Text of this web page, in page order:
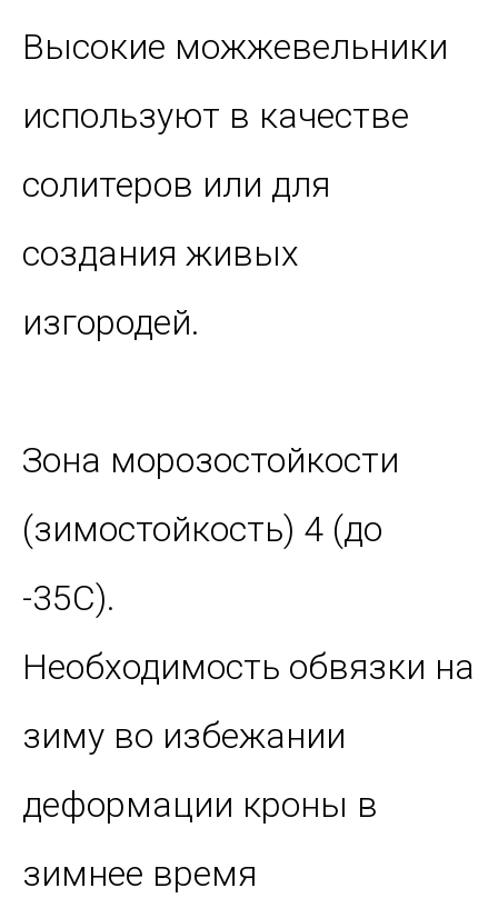
Высокие можжевельники
используют в качестве
солитеров или для
создания живых
изгородей.
Зона морозостойкости
(зимостойкость) 4 (до
-35С).
Необходимость обвязки на
зиму во избежании
деформации кроны в
зимнее время